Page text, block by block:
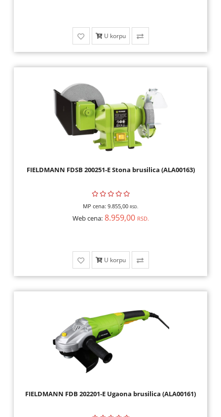
U korpu
FIELDMANN FDSB 200251-E Stona brusilica (ALA00163)
MP cena: 9.855,00 RSD.
Web cena: 8.959,00 RSD.
U korpu
FIELDMANN FDB 202201-E Ugaona brusilica (ALA00161)